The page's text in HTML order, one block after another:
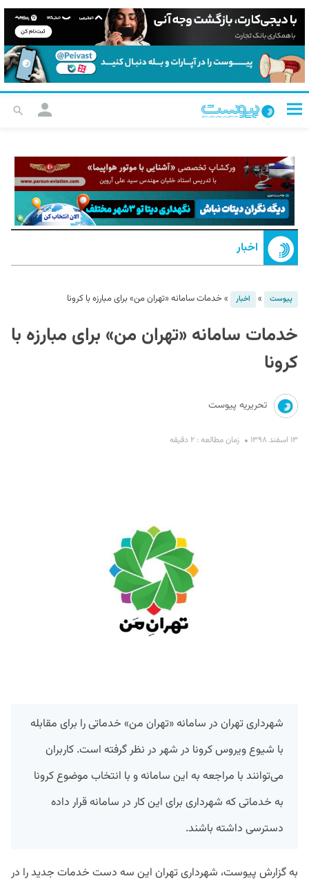
اخبار
پیوست » اخبار » خدمات سامانه «تهران من» برای مبارزه با کرونا
خدمات سامانه «تهران من» برای مبارزه با
کرونا
تحریریه پیوست
۱۳ اسفند ۱۳۹۸ زمان مطالعه : ۲ دقیقه
شهرداری تهران در سامانه «تهران من» خدماتی را برای مقابله
با شیوع ویروس کرونا در شهر در نظر گرفته است. کاربران
می‌توانند با مراجعه به این سامانه و با انتخاب موضوع کرونا
به خدماتی که شهرداری برای این کار در سامانه قرار داده
دسترسی داشته باشند.
به گزارش پیوست، شهرداری تهران این سه دست خدمات جدید را در